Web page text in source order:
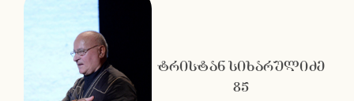
ტრისტან სიხარულიძე
85